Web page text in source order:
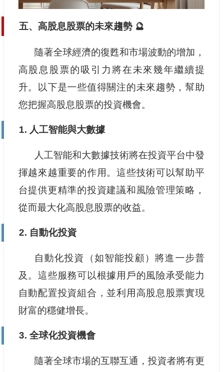
五、高股息股票的未來趨勢 🔮
隨著全球經濟的復甦和市場波動的增加，
高股息股票的吸引力將在未來幾年繼續提
升。以下是一些值得關注的未來趨勢，幫助
您把握高股息股票的投資機會。
1. 人工智能與大數據
人工智能和大數據技術將在投資平台中發
揮越來越重要的作用。這些技術可以幫助平
台提供更精準的投資建議和風險管理策略，
從而最大化高股息股票的收益。
2. 自動化投資
自動化投資（如智能投顧）將進一步普
及。這些服務可以根據用戶的風險承受能力
自動配置投資組合，並利用高股息股票實現
財富的穩健增長。
3. 全球化投資機會
隨著全球市場的互聯互通，投資者將有更